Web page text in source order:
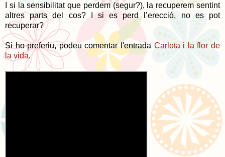
I si la sensibilitat que perdem (segur?), la recuperem sentint
altres parts del cos? I si es perd l’erecció, no es pot
recuperar?
Si ho preferiu, podeu comentar l'entrada Carlota i la flor de
la vida.